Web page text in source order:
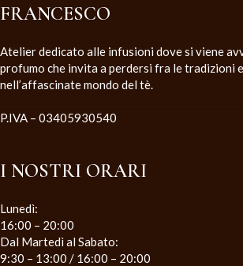
FRANCESCO
Atelier dedicato alle infusioni dove si viene
profumo che invita a perdersi fra le tradizioni
nell’affascinate mondo del tè.
P.IVA – 03405930540
I NOSTRI ORARI
Lunedì:
16:00 – 20:00
Dal Martedì al Sabato:
9:30 – 13:00 / 16:00 – 20:00